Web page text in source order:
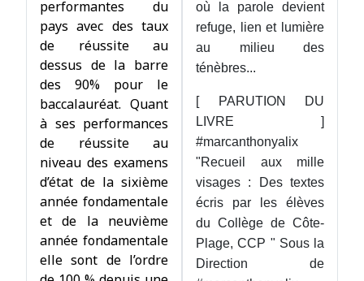
performantes du
pays avec des taux
de réussite au
dessus de la barre
des 90% pour le
baccalauréat. Quant
à ses performances
de réussite au
niveau des examens
d’état de la sixième
année fondamentale
et de la neuvième
année fondamentale
elle sont de l’ordre
où la parole devient
refuge, lien et lumière
au milieu des
ténèbres...
[ PARUTION DU
LIVRE ]
#marcanthonyalix
"Recueil aux mille
visages : Des textes
écris par les élèves
du Collège de Côte-
Plage, CCP " Sous la
Direction de